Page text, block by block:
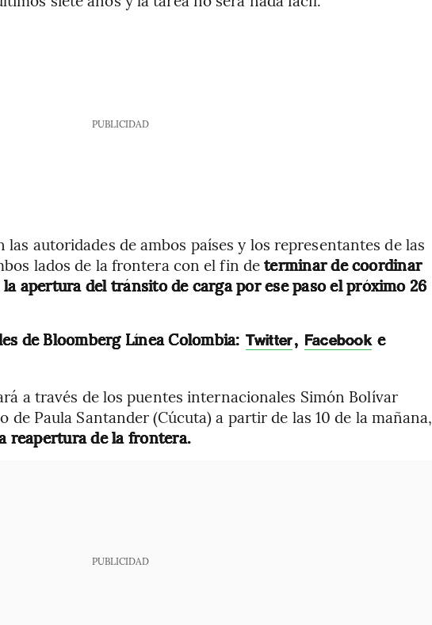
PUBLICIDAD
las autoridades de ambos países y los representantes de las
lados de la frontera con el fin determinar de coordinar
apertura del tránsito de carga por ese paso el próximo 26
de Bloomberg Línea Colombia: Twitter, Facebook e
a través de los puentes internacionales Simón Bolívar
de Paula Santander (Cúcuta) a partir de las 10 de la mañana,
reapertura de la frontera.
PUBLICIDAD